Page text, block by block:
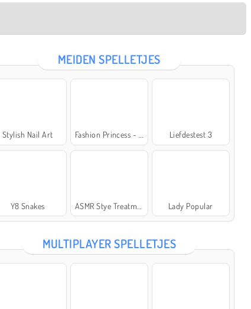
MEIDEN SPELLETJES
Stylish Nail Art Liefdestest 3
Y8 Snakes Lady Popular
MULTIPLAYER SPELLETJES